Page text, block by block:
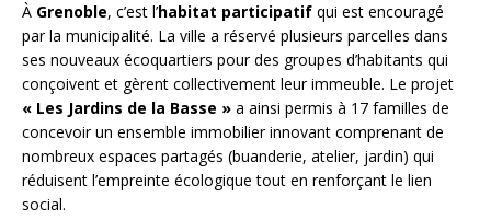
À Grenoble, c’est l’habitat participatif qui est encouragé
par la municipalité. La ville a réservé plusieurs parcelles dans
ses nouveaux écoquartiers pour des groupes d’habitants qui
conçoivent et gèrent collectivement leur immeuble. Le projet
« Les Jardins de la Basse » a ainsi permis à 17 familles de
concevoir un ensemble immobilier innovant comprenant de
nombreux espaces partagés (buanderie, atelier, jardin) qui
réduisent l’empreinte écologique tout en renforçant le lien
social.